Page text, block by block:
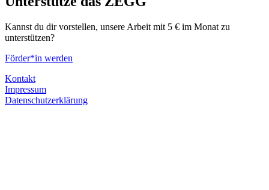
Kannst du dir vorstellen, unsere Arbeit mit 5 € im Monat zu
unterstützen?
Förder*in werden
Kontakt
Impressum
Datenschutzerklärung